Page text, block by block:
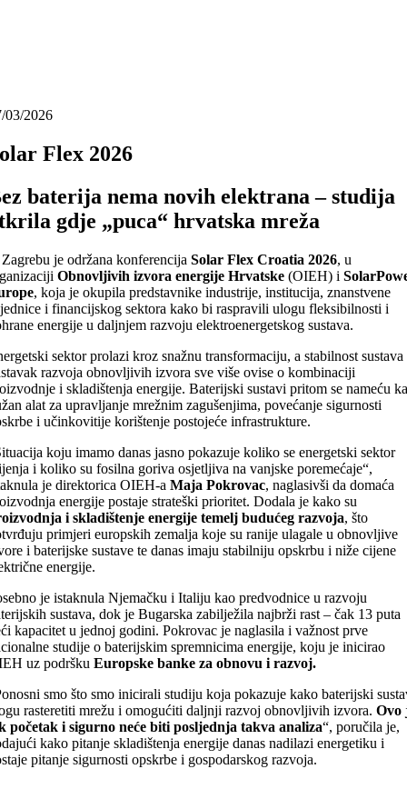
03/2026
Flex 2026
baterija nema novih elektrana – studija
gdje „puca“ hrvatska mreža
je održana konferencija Solar Flex Croatia 2026, u
Obnovljivih izvora energije Hrvatske(OIEH) i
, koja je okupila predstavnike industrije, institucija, znanstvene
i financijskog sektora kako bi raspravili ulogu fleksibilnosti i
energije u daljnjem razvoju elektroenergetskog sustava.
sektor prolazi kroz snažnu transformaciju, a stabilnost sustava
razvoja obnovljivih izvora sve više ovise o kombinaciji
i skladištenja energije. Baterijski sustavi pritom se nameću
alat za upravljanje mrežnim zagušenjima, povećanje sigurnosti
i učinkovitije korištenje postojeće infrastrukture.
koju imamo danas jasno pokazuje koliko se energetski sektor
i koliko su fosilna goriva osjetljiva na vanjske poremećaje“,
je direktorica OIEH-a Maja Pokrovac, naglasivši da domaća
energije postaje strateški prioritet. Dodala je kako su
i skladištenje energije temelj budućeg razvoja, što
primjeri europskih zemalja koje su ranije ulagale u obnovljive
i baterijske sustave te danas imaju stabilniju opskrbu i niže cijene
energije.
je istaknula Njemačku i Italiju kao predvodnice u razvoju
sustava, dok je Bugarska zabilježila najbrži rast – čak 13 puta
kapacitet u jednoj godini. Pokrovac je naglasila i važnost prve
studije o baterijskim spremnicima energije, koju je inicirao
uz podršku Europske banke za obnovu i razvoj.
smo što smo inicirali studiju koja pokazuje kako baterijski
rasteretiti mrežu i omogućiti daljnji razvoj obnovljivih izvora. Ovo
početak i sigurno neće biti posljednja takva analiza“, poručila je,
kako pitanje skladištenja energije danas nadilazi energetiku i
pitanje sigurnosti opskrbe i gospodarskog razvoja.